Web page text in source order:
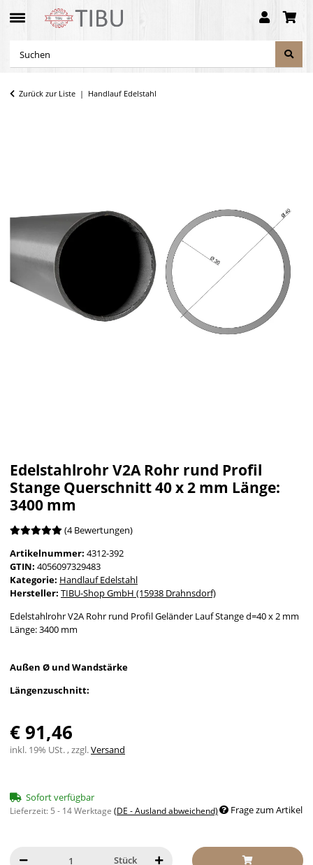
Zurück zur Liste Handlauf Edelstahl
Edelstahlrohr V2A Rohr rund Profil
Stange Querschnitt 40 x 2 mm Länge:
3400 mm
(4 Bewertungen)
Artikelnummer: 4312-392
GTIN: 4056097329483
Kategorie: Handlauf Edelstahl
Hersteller: TIBU-Shop GmbH (15938 Drahnsdorf)
Edelstahlrohr V2A Rohr rund Profil Geländer Lauf Stange d=40 x 2 mm
Länge: 3400 mm
Außen Ø und Wandstärke
Längenzuschnitt:
€ 91,46
inkl. 19% USt. , zzgl.Versand
Sofort verfügbar
Lieferzeit: 5 - 14 Werktage (DE - Ausland abweichend) Frage zum Artikel
Stück